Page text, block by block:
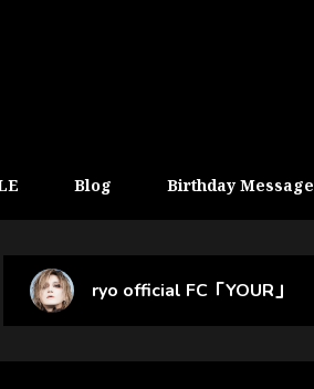
Blog Birthday Message
ryo official FC「YOUR」